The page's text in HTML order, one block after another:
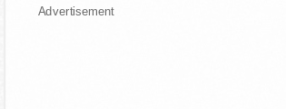
Advertisement